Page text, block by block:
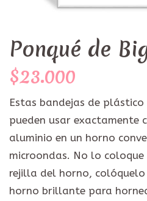
Ponqué de
$23.000
Estas bandejas de
pueden usar exactamente
aluminio en un horno
microondas. No lo
rejilla del horno, colóquelo
horno brillante para